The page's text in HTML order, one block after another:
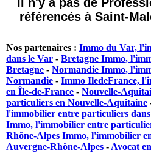
référencés à Saint-
Nos partenaires : Immo du Var,
dans le Var - Bretagne Immo,
Bretagne - Normandie Immo,
Normandie - Immo IledeFrance,
en Île-de-France - Nouvelle-
particuliers en Nouvelle-Aquitaine
l'immobilier entre particuliers
Immo, l'immobilier entre
Rhône-Alpes Immo, l'immobilier
Auvergne-Rhône-Alpes - Avocat